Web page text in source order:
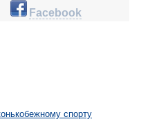
Facebook
спорту